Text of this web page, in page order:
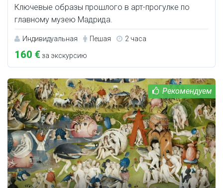
Ключевые образы прошлого в арт-прогулке по
главному музею Мадрида.
Индивидуальная Пешая 2 часа
160 €за экскурсию